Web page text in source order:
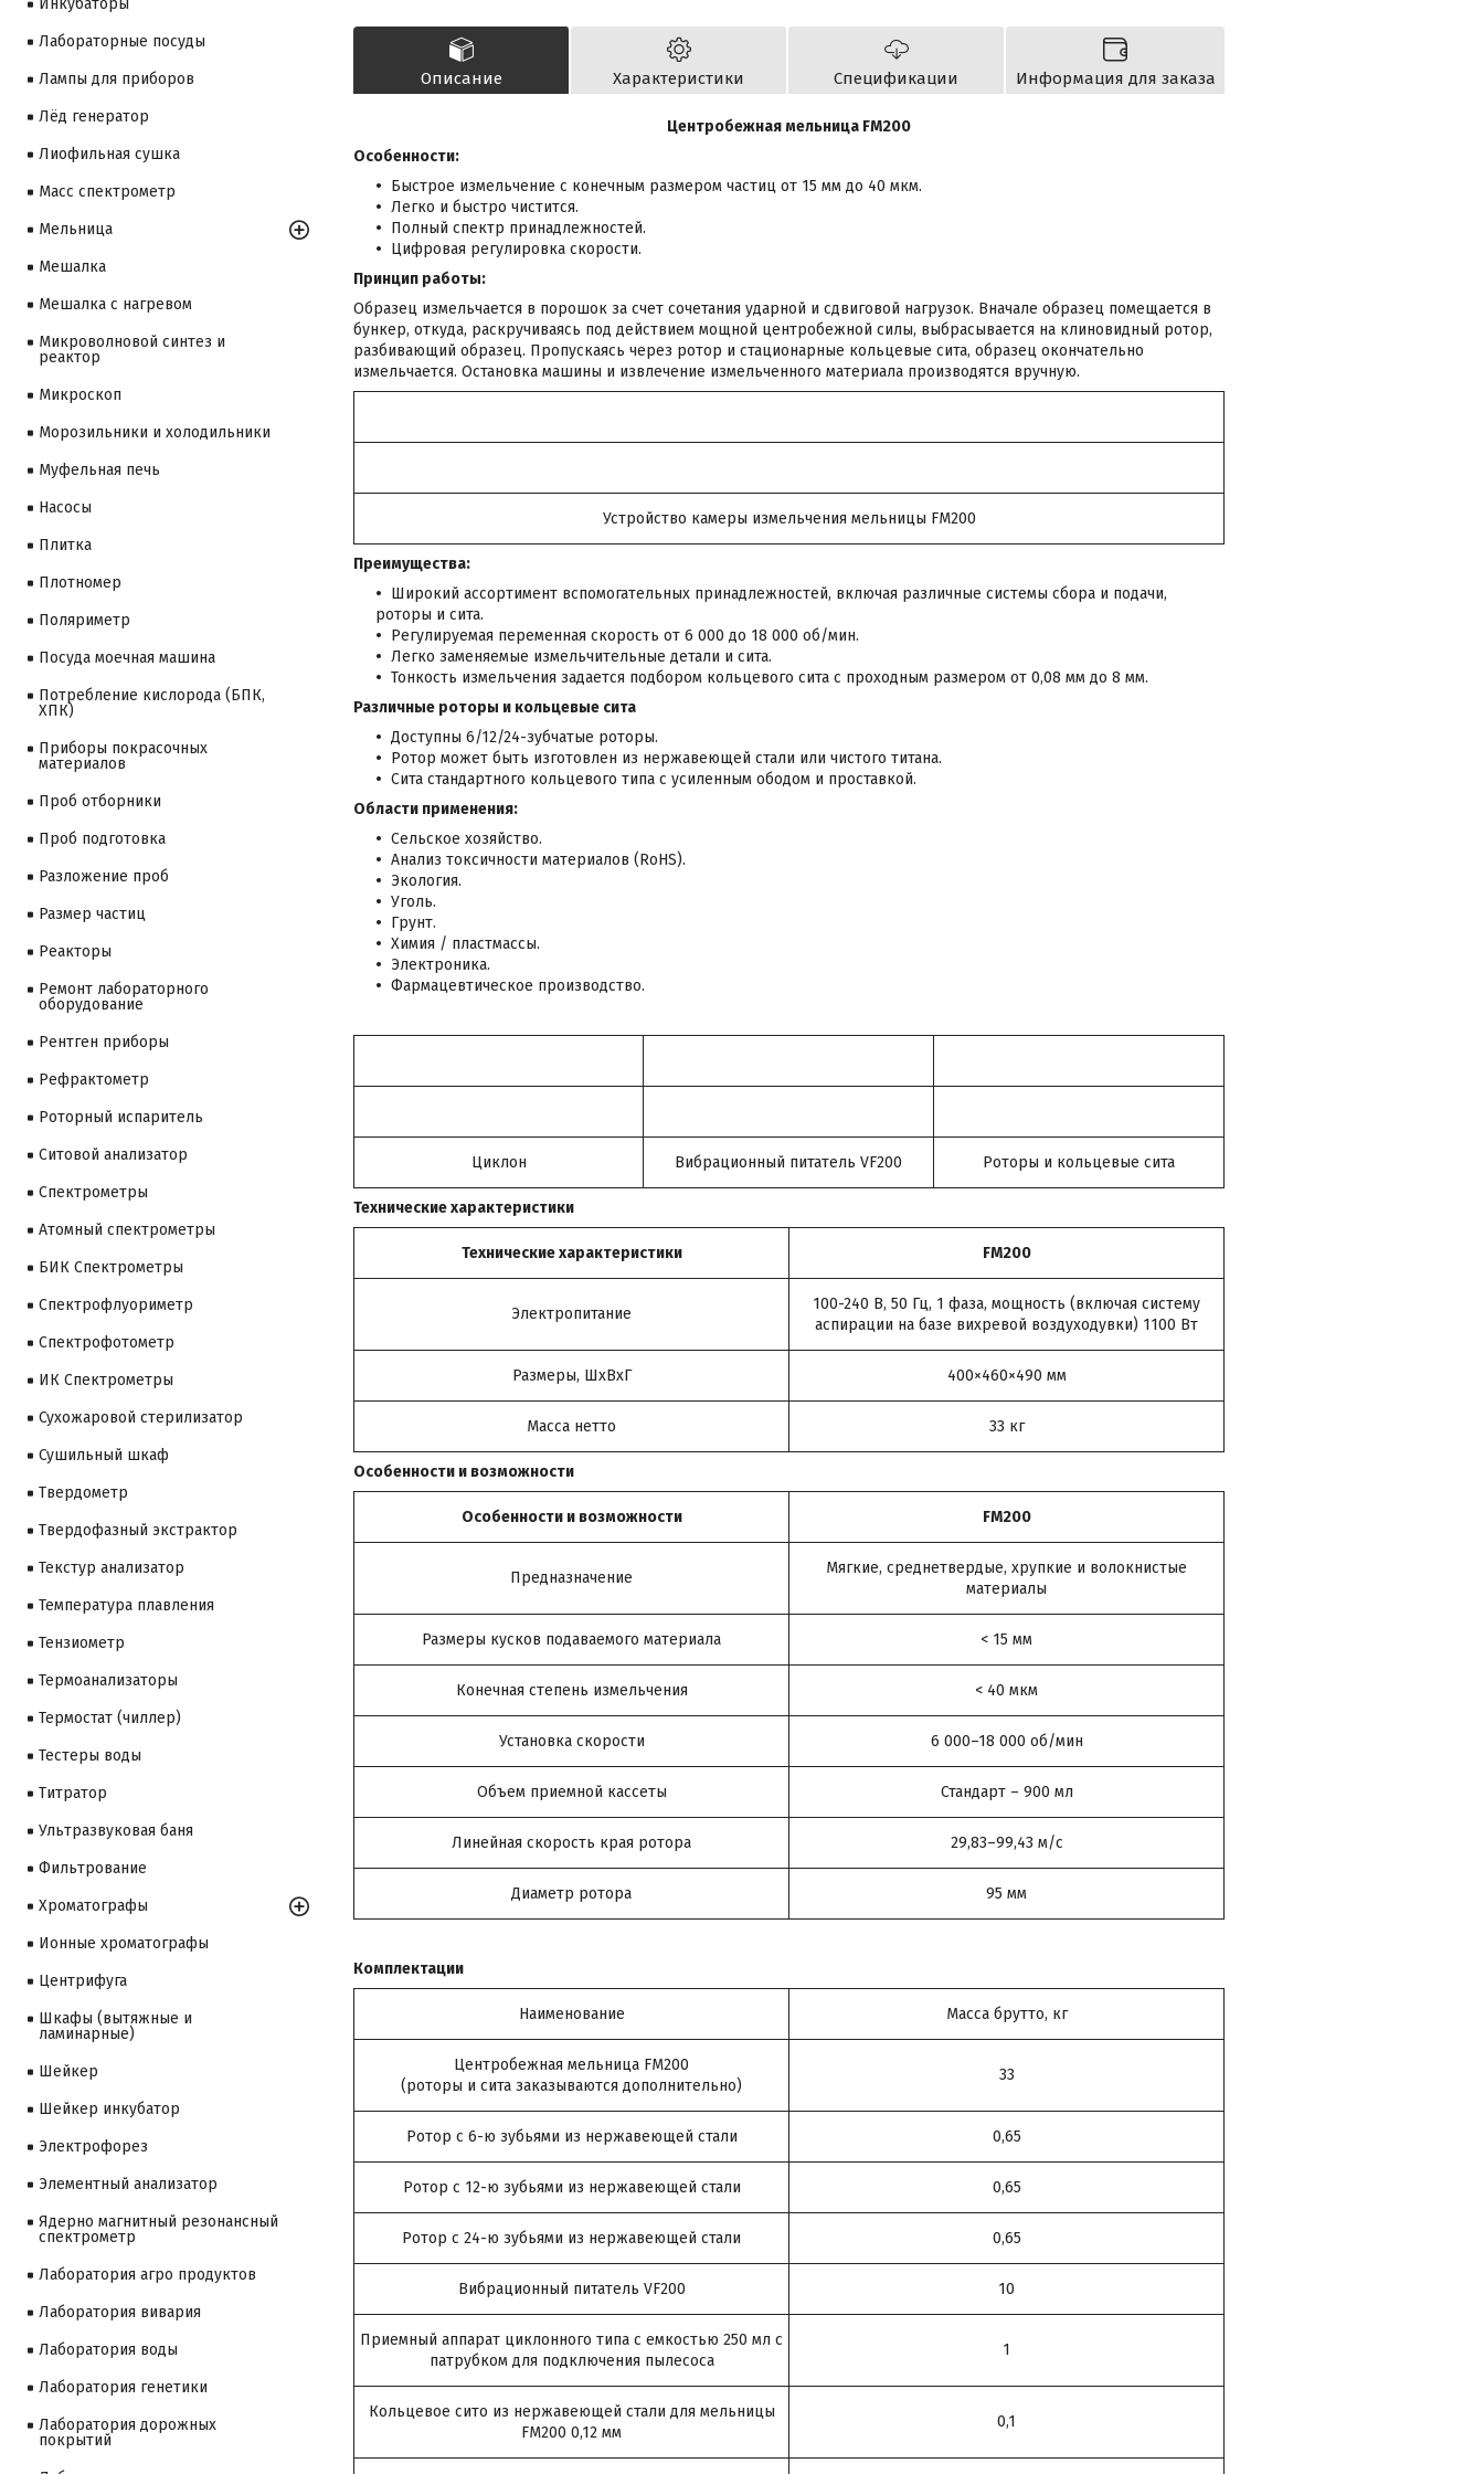
Описание Характеристики Спецификации Информация для заказа
Центробежная мельница FM200
Особенности:
Быстрое измельчение с конечным размером частиц от 15 мм до 40 мкм.
Легко и быстро чистится.
Полный спектр принадлежностей.
Цифровая регулировка скорости.
Принцип работы:
Образец измельчается в порошок за счет сочетания ударной и сдвиговой нагрузок. Вначале образец помещается в
бункер, откуда, раскручиваясь под действием мощной центробежной силы, выбрасывается на клиновидный ротор,
разбивающий образец. Пропускаясь через ротор и стационарные кольцевые сита, образец окончательно
измельчается. Остановка машины и извлечение измельченного материала производятся вручную.
Устройство камеры измельчения мельницы FM200
Преимущества:
Широкий ассортимент вспомогательных принадлежностей, включая различные системы сбора и подачи,
роторы и сита.
Регулируемая переменная скорость от 6 000 до 18 000 об/мин.
Легко заменяемые измельчительные детали и сита.
Тонкость измельчения задается подбором кольцевого сита с проходным размером от 0,08 мм до 8 мм.
Различные роторы и кольцевые сита
Доступны 6/12/24-зубчатые роторы.
Ротор может быть изготовлен из нержавеющей стали или чистого титана.
Сита стандартного кольцевого типа с усиленным ободом и проставкой.
Области применения:
Сельское хозяйство.
Анализ токсичности материалов (RoHS).
Экология.
Уголь.
Грунт.
Химия / пластмассы.
Электроника.
Фармацевтическое производство.
Циклон Вибрационный питатель VF200 Роторы и кольцевые сита
Технические характеристики
Технические характеристики FM200
Электропитание
100-240 В, 50 Гц, 1 фаза, мощность (включая систему
аспирации на базе вихревой воздуходувки) 1100 Вт
Размеры, ШxВxГ 400×460×490 мм
Масса нетто 33 кг
Особенности и возможности
Особенности и возможности FM200
Предназначение
Мягкие, среднетвердые, хрупкие и волокнистые
материалы
Размеры кусков подаваемого материала < 15 мм
Конечная степень измельчения < 40 мкм
Установка скорости 6 000–18 000 об/мин
Объем приемной кассеты Стандарт – 900 мл
Линейная скорость края ротора 29,83–99,43 м/с
Диаметр ротора 95 мм
Комплектации
Наименование Масса брутто, кг
Центробежная мельница FM200
(роторы и сита заказываются дополнительно)
33
Ротор с 6-ю зубьями из нержавеющей стали 0,65
Ротор с 12-ю зубьями из нержавеющей стали 0,65
Ротор с 24-ю зубьями из нержавеющей стали 0,65
Вибрационный питатель VF200 10
Приемный аппарат циклонного типа с емкостью 250 мл с
патрубком для подключения пылесоса
1
Кольцевое сито из нержавеющей стали для мельницы
FM200 0,12 мм
0,1
Инкубаторы
Лабораторные посуды
Лампы для приборов
Лёд генератор
Лиофильная сушка
Масс спектрометр
Мельница
Мешалка
Мешалка с нагревом
Микроволновой синтез и
реактор
Микроскоп
Морозильники и холодильники
Муфельная печь
Насосы
Плитка
Плотномер
Поляриметр
Посуда моечная машина
Потребление кислорода (БПК,
ХПК)
Приборы покрасочных
материалов
Проб отборники
Проб подготовка
Разложение проб
Размер частиц
Реакторы
Ремонт лабораторного
оборудование
Рентген приборы
Рефрактометр
Роторный испаритель
Ситовой анализатор
Cпектрометры
Атомный спектрометры
БИК Спектрометры
Спектрофлуориметр
Спектрофотометр
ИК Спектрометры
Сухожаровой стерилизатор
Сушильный шкаф
Твердометр
Твердофазный экстрактор
Текстур анализатор
Температура плавления
Тензиометр
Термоанализаторы
Термостат (чиллер)
Тестеры воды
Титратор
Ультразвуковая баня
Фильтрование
Хроматографы
Ионные хроматографы
Центрифуга
Шкафы (вытяжные и
ламинарные)
Шейкер
Шейкер инкубатор
Электрофорез
Элементный анализатор
Ядерно магнитный резонансный
спектрометр
Лаборатория агро продуктов
Лаборатория вивария
Лаборатория воды
Лаборатория генетики
Лаборатория дорожных
покрытий